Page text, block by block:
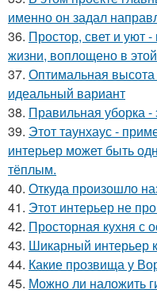
именно он задал
36. Простор, свет и уют
жизни, воплощено в
37. Оптимальная высота
идеальный вариант
38. Правильная уборка -
39. Этот таунхаус -
интерьер может быть
тёплым.
40. Откуда произошло
41. Этот интерьер не
42. Просторная кухня с
43. Шикарный интерьер
44. Какие прозвища у
45. Можно ли наложить